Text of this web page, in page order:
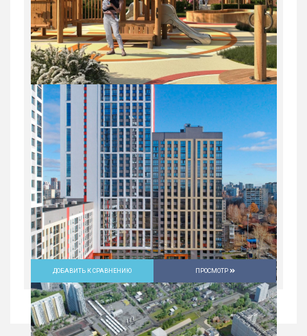
ДОБАВИТЬ К СРАВНЕНИЮ ПРОСМОТР